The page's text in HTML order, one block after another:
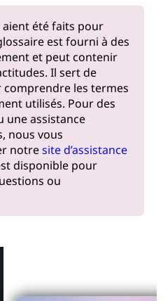
été faits pour
est fourni à des
et peut contenir
Il sert de
les termes
utilisés. Pour des
une assistance
nous vous
notresite d’assistance
disponible pour
ou